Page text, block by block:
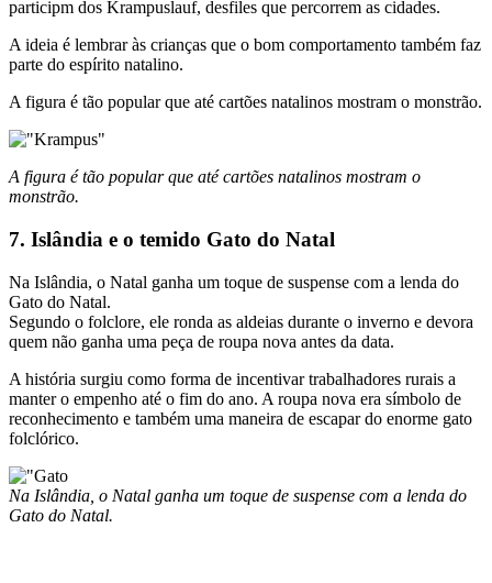
participm dos Krampuslauf, desfiles que percorrem as cidades.
A ideia é lembrar às crianças que o bom comportamento também faz
parte do espírito natalino.
A figura é tão popular que até cartões natalinos mostram o monstrão.
A figura é tão popular que até cartões natalinos mostram o
monstrão.
7. Islândia e o temido Gato do Natal
Na Islândia, o Natal ganha um toque de suspense com a lenda do
Gato do Natal.
Segundo o folclore, ele ronda as aldeias durante o inverno e devora
quem não ganha uma peça de roupa nova antes da data.
A história surgiu como forma de incentivar trabalhadores rurais a
manter o empenho até o fim do ano. A roupa nova era símbolo de
reconhecimento e também uma maneira de escapar do enorme gato
folclórico.
Na Islândia, o Natal ganha um toque de suspense com a lenda do
Gato do Natal.